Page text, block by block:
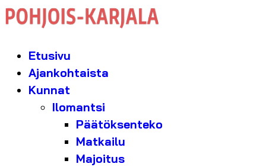
Etusivu
Ajankohtaista
Kunnat
Ilomantsi
Päätöksenteko
Matkailu
Majoitus